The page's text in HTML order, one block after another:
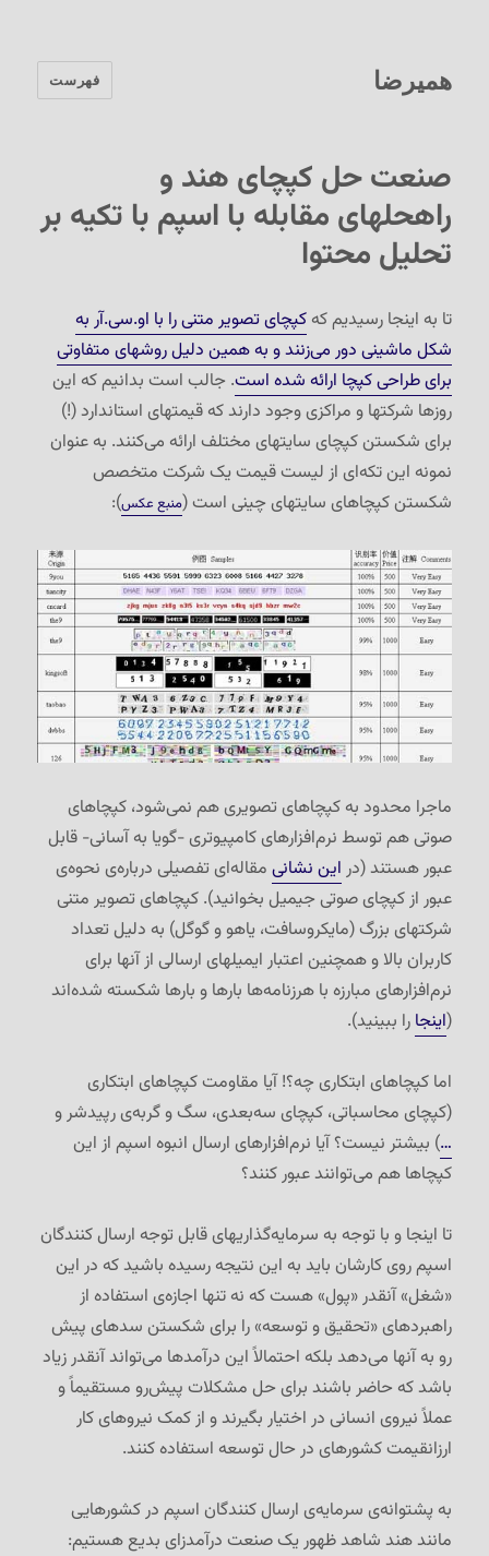
همیرضا فهرست
صنعت حل کپچای هند و
راه‏حلهای مقابله با اسپم با تکیه بر
تحلیل محتوا
تا به اینجا رسیدیم کهکپچای تصویر متنی را با او.سی.آر به
شکل ماشینی دور می‌زنند و به همین دلیل روشهای متفاوتی
برای طراحی کپچا ارائه شده است. جالب است بدانیم که این
روزها شرکتها و مراکزی وجود دارند که قیمتهای استاندارد (!)
برای شکستن کپچای سایتهای مختلف ارائه می‌کنند. به عنوان
نمونه این تکه‌ای از لیست قیمت یک شرکت متخصص
شکستن کپچاهای سایتهای چینی است (منبع عکس):
ماجرا محدود به کپچاهای تصویری هم نمی‌شود، کپچاهای
صوتی هم توسط نرم‌افزارهای کامپیوتری -گویا به آسانی- قابل
عبور هستند (در این نشانی مقاله‌ای تفصیلی درباره‌ی نحوه‌ی
عبور از کپچای صوتی جیمیل بخوانید). کپچاهای تصویر متنی
شرکتهای بزرگ (مایکروسافت، یاهو و گوگل) به دلیل تعداد
کاربران بالا و همچنین اعتبار ایمیلهای ارسالی از آنها برای
نرم‌افزارهای مبارزه با هرزنامه‌ها بارها و بارها شکسته شده‌اند
(اینجا را ببینید).
اما کپچاهای ابتکاری چه؟! آیا مقاومت کپچاهای ابتکاری
(کپچای محاسباتی، کپچای سه‌بعدی، سگ و گربه‌ی رپیدشر و
…) بیشتر نیست؟ آیا نرم‌افزارهای ارسال انبوه اسپم از این
کپچاها هم می‌توانند عبور کنند؟
تا اینجا و با توجه به سرمایه‌گذاریهای قابل توجه ارسال کنندگان
اسپم روی کارشان باید به این نتیجه رسیده باشید که در این
«شغل» آنقدر «پول» هست که نه تنها اجازه‌ی استفاده از
راهبردهای «تحقیق و توسعه» را برای شکستن سدهای پیش
رو به آنها می‌دهد بلکه احتمالاً این درآمدها می‌تواند آنقدر زیاد
باشد که حاضر باشند برای حل مشکلات پیش‌رو مستقیماً و
عملاً نیروی انسانی در اختیار بگیرند و از کمک نیروهای کار
ارزانقیمت کشورهای در حال توسعه استفاده کنند.
به پشتوانه‌ی سرمایه‌ی ارسال کنندگان اسپم در کشورهایی
مانند هند شاهد ظهور یک صنعت درآمدزای بدیع هستیم: